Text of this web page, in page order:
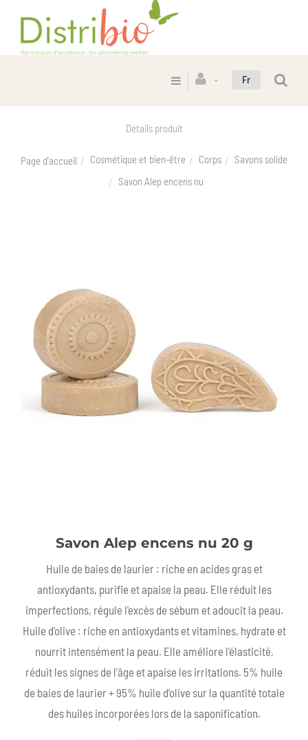
Fr
Détails produit
Page d'accueil Cosmétique et bien-être Corps
Savons solide
Savon Alep encens nu
Savon Alep encens nu 20 g
Huile de baies de laurier : riche en acides gras et
antioxydants, purifie et apaise la peau. Elle réduit les
imperfections, régule l'excès de sébum et adoucit la peau.
Huile d'olive : riche en antioxydants et vitamines, hydrate et
nourrit intensément la peau. Elle améliore l'élasticité,
réduit les signes de l'âge et apaise les irritations. 5% huile
de baies de laurier + 95% huile d’olive sur la quantité totale
des huiles incorporées lors de la saponification.